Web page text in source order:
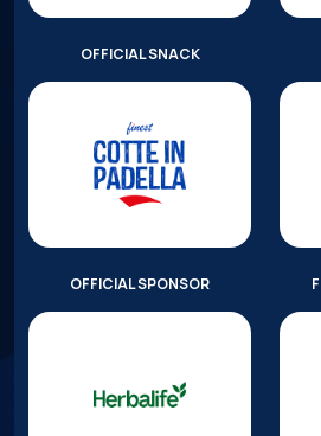
OFFICIAL SNACK
OFFICIAL SPONSOR